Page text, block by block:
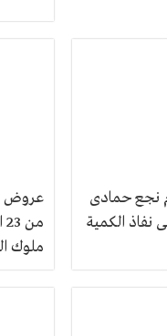
نجع حمادى
2022 حتى نفاذ الكمية
عروض
ملوك